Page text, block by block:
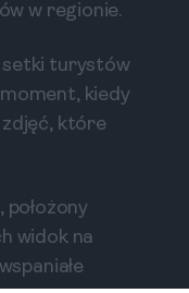
w regionie.
setki turystów
kiedy
zdjęć, które
widok na